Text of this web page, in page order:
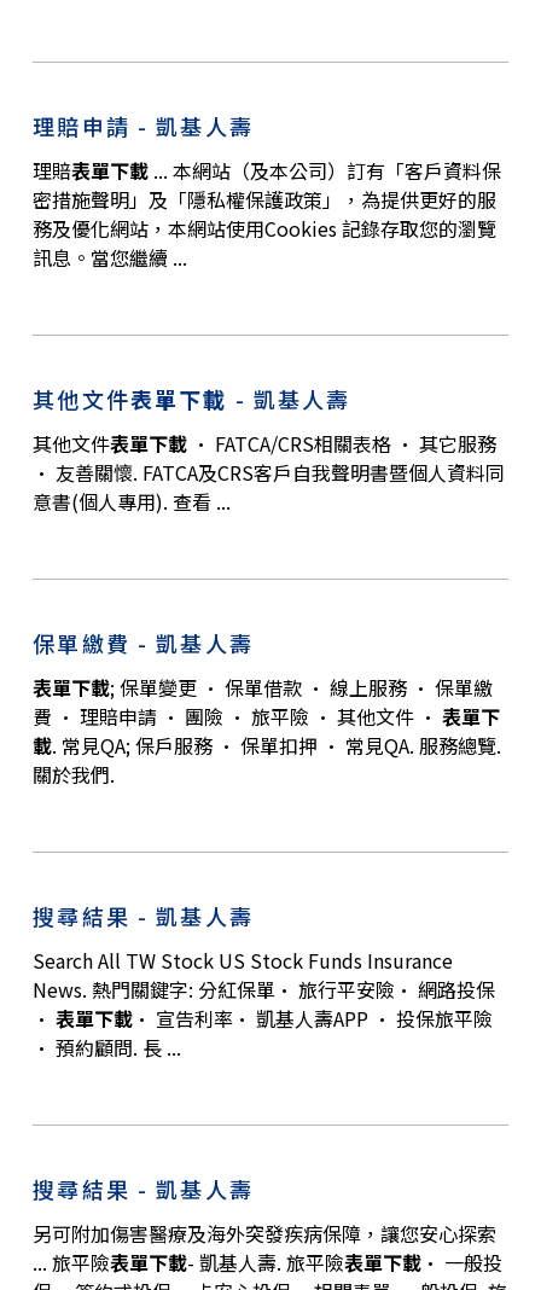
理賠申請 - 凱基人壽
理賠表單下載 ... 本網站（及本公司）訂有「客戶資料保
密措施聲明」及「隱私權保護政策」，為提供更好的服
務及優化網站，本網站使用Cookies 記錄存取您的瀏覽
訊息。當您繼續 ...
其他文件表單下載 - 凱基人壽
其他文件表單下載 · FATCA/CRS相關表格 · 其它服務
· 友善關懷. FATCA及CRS客戶自我聲明書暨個人資料同
意書(個人專用). 查看 ...
保單繳費 - 凱基人壽
表單下載; 保單變更 · 保單借款 · 線上服務 · 保單繳
費 · 理賠申請 · 團險 · 旅平險 · 其他文件 ·表單下
載. 常見QA; 保戶服務 · 保單扣押 · 常見QA. 服務總覽.
關於我們.
搜尋結果 - 凱基人壽
Search All TW Stock US Stock Funds Insurance
News. 熱門關鍵字: 分紅保單· 旅行平安險· 網路投保
·表單下載 · 宣告利率· 凱基人壽APP · 投保旅平險
· 預約顧問. 長 ...
搜尋結果 - 凱基人壽
另可附加傷害醫療及海外突發疾病保障，讓您安心探索
... 旅平險表單下載- 凱基人壽. 旅平險表單下載 · 一般投